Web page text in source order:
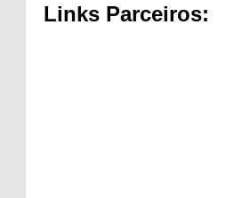
Links Parceiros: